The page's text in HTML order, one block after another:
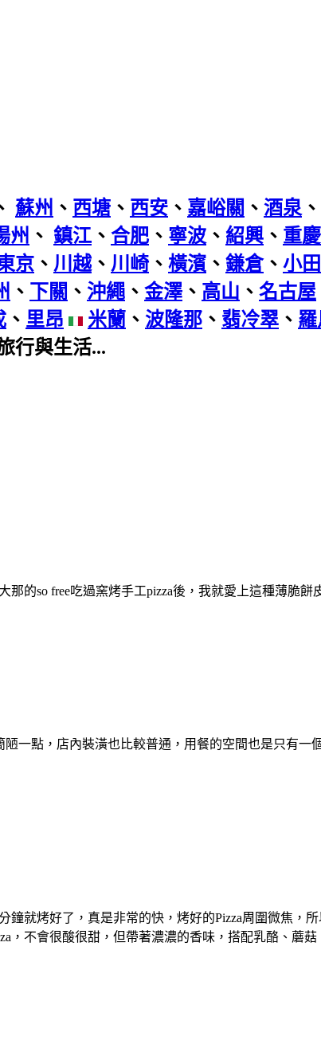
蘇州 、 西塘 、 西安 、 嘉峪關 、 酒泉 、
州 、 鎮江 、 合肥 、 寧波 、 紹興 、 重慶
京 、 川越 、 川崎 、 橫濱 、 鎌倉、 小
、 下關 、 沖繩 、 金澤 、 高山 、 名古屋
、 里昂 米蘭 、 波隆那 、 翡冷翠 、
行與生活...
的so free吃過窯烤手工pizza後，我就愛上這種薄脆餅
一點，店內裝潢也比較普通，用餐的空間也是只有一
就烤好了，真是非常的快，烤好的Pizza周圍微焦，
不會很酸很甜，但帶著濃濃的香味，搭配乳酪、蘑